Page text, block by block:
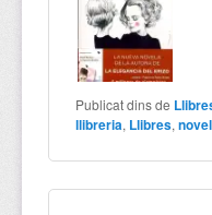
Publicat dins de
llibreria, Llibres,